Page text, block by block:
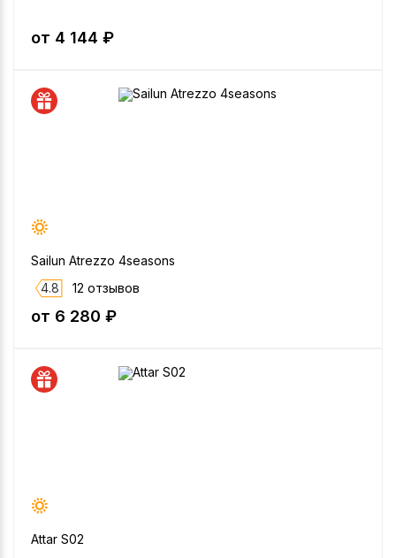
от 4 144 ₽
Sailun Atrezzo 4seasons
4.8
12 отзывов
от 6 280 ₽
Attar S02